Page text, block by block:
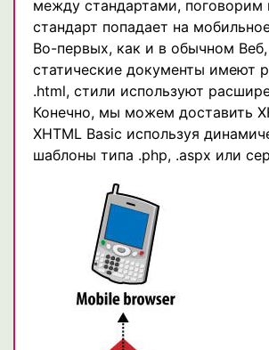
между стандартами, поговорим
стандарт попадает на
Во-первых, как и в обычном
статические документы имеют
.html, стили используют
Конечно, мы можем доставить
XHTML Basic используя
шаблоны типа .php, .aspx или